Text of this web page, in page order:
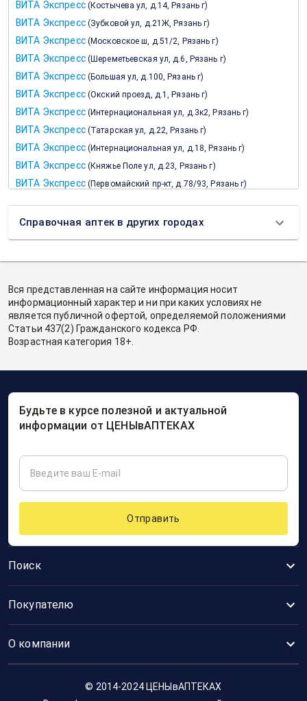
ВИТА Экспресс ( Костычева ул, д.14, Рязань г)
ВИТА Экспресс (Зубковой ул, д.21Ж, Рязань г)
ВИТА Экспресс ( Московское ш, д.51/2, Рязань г)
ВИТА Экспресс ( Шереметьевская ул, д.6, Рязань г)
ВИТА Экспресс ( Большая ул, д.100, Рязань г)
ВИТА Экспресс (Окский проезд, д.1, Рязань г)
ВИТА Экспресс ( Интернациональная ул, д.3к2, Рязань г)
ВИТА Экспресс (Татарская ул, д.22, Рязань г)
ВИТА Экспресс ( Интернациональная ул, д.18, Рязань г)
ВИТА Экспресс ( Княжье Поле ул, д.23, Рязань г)
ВИТА Экспресс ( Первомайский пр-кт, д.78/93, Рязань г)
ВИТА Экспресс (Новоселов ул, д.50, Рязань г
(Полетаева ул, д.31, Рязань г)
Справочная аптек в других городах
Вся представленная на сайте информация носит
информационный характер и ни при каких условиях не
является публичной офертой, определяемой положениями
Статьи 437(2) Гражданского кодекса РФ.
Возрастная категория 18+.
Поиск
Покупателю
О компании
Будьте в курсе полезной и актуальной
информации от ЦЕНЫвАПТЕКАХ
Отправить
© 2014-2024 ЦЕНЫвАПТЕКАХ